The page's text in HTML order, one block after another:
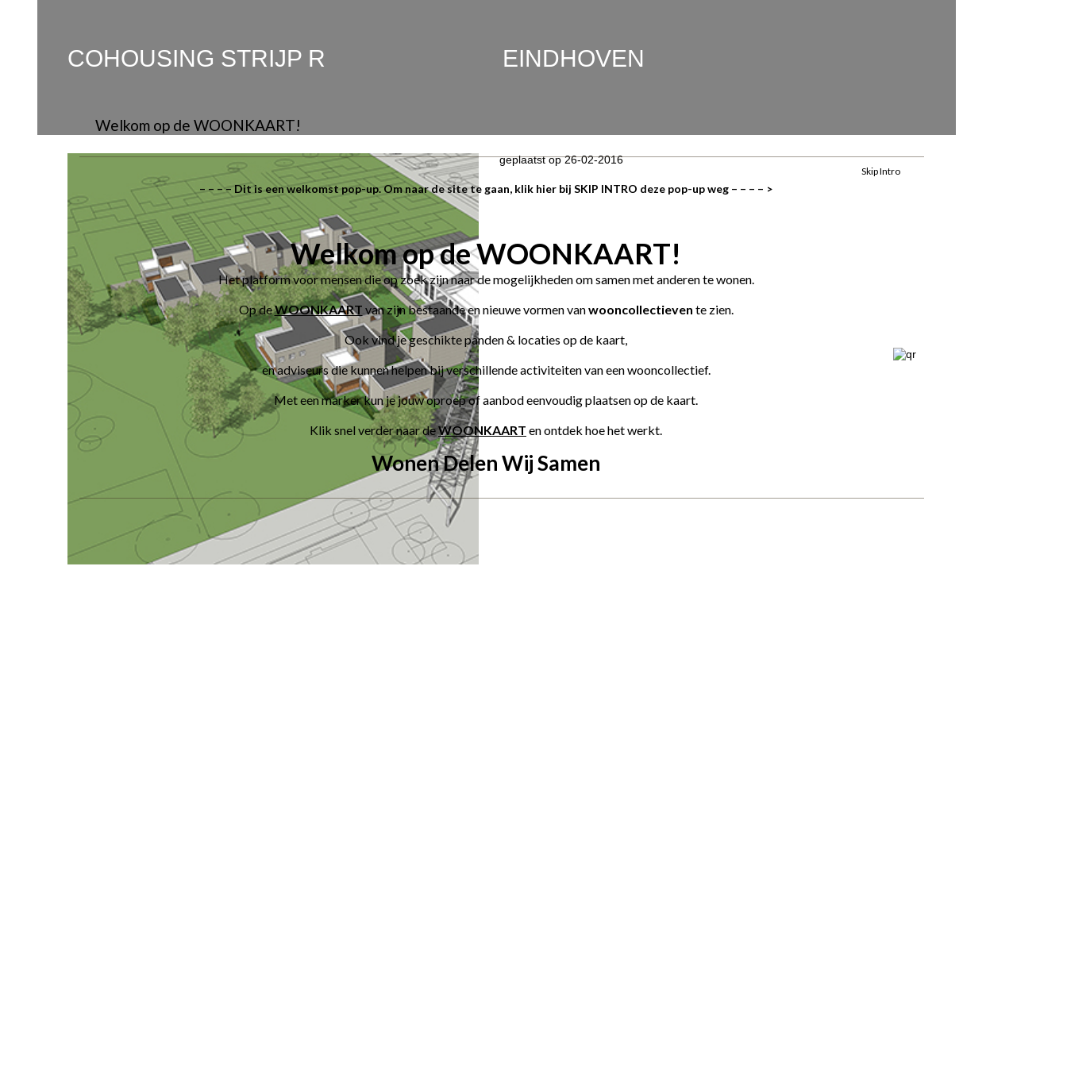
COHOUSING STRIJP R EINDHOVEN
geplaatst op26-02-2016
Welkom op de WOONKAART!
– – – – Dit is een welkomst pop-up. Om naar de site te gaan, klik hier bij SKIP INTRO deze pop-up weg – – – – >
Welkom op de WOONKAART!
Het platform voor mensen die op zoek zijn naar de mogelijkheden om samen met anderen te wonen.
Op deWOONKAART van zijn bestaande en nieuwe vormen vanwooncollectieven te zien.
Ook vind je geschikte panden & locaties op de kaart,
en adviseurs die kunnen helpen bij verschillende activiteiten van een wooncollectief.
Met een marker kun je jouw oproep of aanbod eenvoudig plaatsen op de kaart.
Klik snel verder naar deWOONKAART en ontdek hoe het werkt.
Wonen Delen Wij Samen
Skip Intro